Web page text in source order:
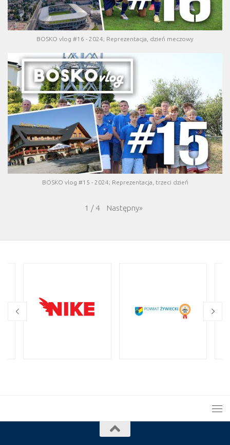
BOSKO vlog #16 - 2024; Reprezentacja, dzień meczowy
BOSKO vlog #15 - 2024; Reprezentacja, trzeci dzień
1 / 4 Następny»